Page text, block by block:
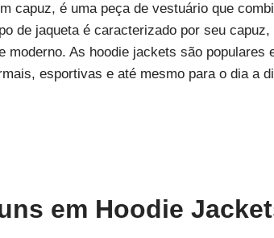
capuz, é uma peça de vestuário que
de jaqueta é caracterizado por seu
moderno. As hoodie jackets são
esportivas e até mesmo para o dia a
em Hoodie